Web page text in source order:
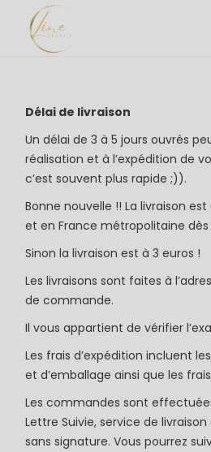
content
Délai de livraison
Un délai de 3 à 5 jours ouvrés
réalisation et à l’expédition de
c’est souvent plus rapide ;)).
Bonne nouvelle !! La livraison est
et en France métropolitaine dès
Sinon la livraison est à 3 euros !
Les livraisons sont faites à
de commande.
Il vous appartient de vérifier
Les frais d’expédition incluent
et d’emballage ainsi que les
Les commandes sont
Lettre Suivie, service de
sans signature. Vous pourrez